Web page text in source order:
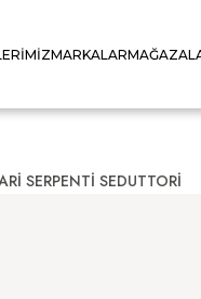
MARKALAR
SERPENTI SEDUTTORI